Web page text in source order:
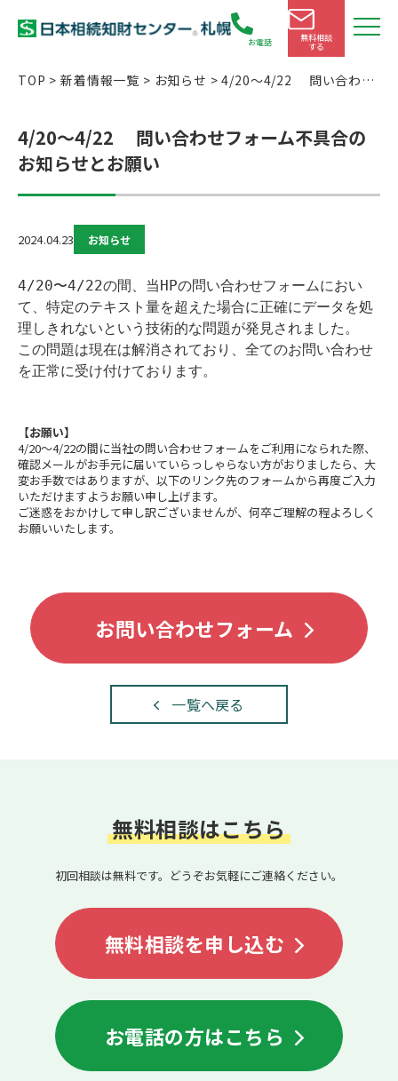
お電話 無料相談
する
TOP >新着情報一覧 > お知らせ >4/20〜4/22 問い合わせ
4/20〜4/22 問い合わせフォーム不具合の
お知らせとお願い
2024.04.23 お知らせ
4/20〜4/22の間、当HPの問い合わせフォームにおい
て、特定のテキスト量を超えた場合に正確にデータを処
理しきれないという技術的な問題が発見されました。
この問題は現在は解消されており、全てのお問い合わせ
を正常に受け付けております。
【お願い】
4/20〜4/22の間に当社の問い合わせフォームをご利用になられた際、
確認メールがお手元に届いていらっしゃらない方がおりましたら、大
変お手数ではありますが、以下のリンク先のフォームから再度ご入力
いただけますようお願い申し上げます。
ご迷惑をおかけして申し訳ございませんが、何卒ご理解の程よろしく
お願いいたします。
お問い合わせフォーム
一覧へ戻る
無料相談はこちら
初回相談は無料です。どうぞお気軽にご連絡ください。
無料相談を申し込む
お電話の方はこちら